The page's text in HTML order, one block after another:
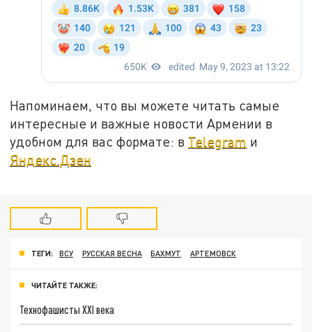
Напоминаем, что вы можете читать самые
интересные и важные новости Армении в
удобном для вас формате: в Telegram и
Яндекс.Дзен
ТЕГИ: ВСУ РУССКАЯ ВЕСНА БАХМУТ АРТЕМОВСК
ЧИТАЙТЕ ТАКЖЕ:
Технофашисты XXI века